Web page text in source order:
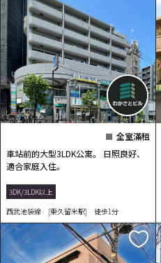
全室滿租
車站前的大型3LDK公寓。 日照良好、
適合家庭入住。
3DK/3LDK以上
西武池袋線 [東久留米駅] 徒歩1分